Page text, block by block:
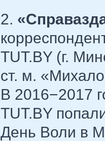
2.
TUT.BY (г.
ст. м.
В 2016−2017
TUT.BY
День Воли в